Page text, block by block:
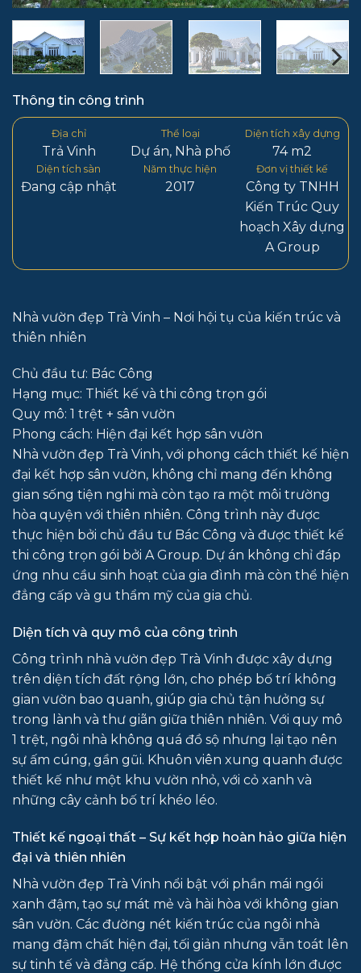
Thông tin công trình
Địa chỉ
Trả Vinh
Thể loại
Dự án, Nhà phố
Diện tích xây dựng
74 m2
Diện tích sàn
Đang cập nhật
Năm thực hiện
2017
Đơn vị thiết kế
Công ty TNHH
Kiến Trúc Quy
hoạch Xây dựng
A Group
Nhà vườn đẹp Trà Vinh – Nơi hội tụ của kiến trúc và
thiên nhiên
Chủ đầu tư: Bác Công
Hạng mục: Thiết kế và thi công trọn gói
Quy mô: 1 trệt + sân vườn
Phong cách: Hiện đại kết hợp sân vườn
Nhà vườn đẹp Trà Vinh, với phong cách thiết kế hiện
đại kết hợp sân vườn, không chỉ mang đến không
gian sống tiện nghi mà còn tạo ra một môi trường
hòa quyện với thiên nhiên. Công trình này được
thực hiện bởi chủ đầu tư Bác Công và được thiết kế
thi công trọn gói bởi A Group. Dự án không chỉ đáp
ứng nhu cầu sinh hoạt của gia đình mà còn thể hiện
đẳng cấp và gu thẩm mỹ của gia chủ.
Diện tích và quy mô của công trình
Công trình nhà vườn đẹp Trà Vinh được xây dựng
trên diện tích đất rộng lớn, cho phép bố trí không
gian vườn bao quanh, giúp gia chủ tận hưởng sự
trong lành và thư giãn giữa thiên nhiên. Với quy mô
1 trệt, ngôi nhà không quá đồ sộ nhưng lại tạo nên
sự ấm cúng, gần gũi. Khuôn viên xung quanh được
thiết kế như một khu vườn nhỏ, với cỏ xanh và
những cây cảnh bố trí khéo léo.
Thiết kế ngoại thất – Sự kết hợp hoàn hảo giữa hiện
đại và thiên nhiên
Nhà vườn đẹp Trà Vinh nổi bật với phần mái ngói
xanh đậm, tạo sự mát mẻ và hài hòa với không gian
sân vườn. Các đường nét kiến trúc của ngôi nhà
mang đậm chất hiện đại, tối giản nhưng vẫn toát lên
sự tinh tế và đẳng cấp. Hệ thống cửa kính lớn được